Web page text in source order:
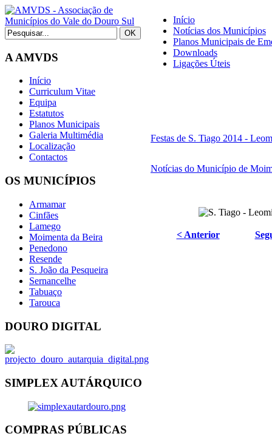
A AMVDS
Início
Curriculum Vitae
Equipa
Estatutos
Planos Municipais
Galeria Multimédia
Localização
Contactos
OS MUNICÍPIOS
Armamar
Cinfães
Lamego
Moimenta da Beira
Penedono
Resende
S. João da Pesqueira
Sernancelhe
Tabuaço
Tarouca
DOURO DIGITAL
SIMPLEX AUTÁRQUICO
COMPRAS PÚBLICAS
Início
Notícias dos Municípios
Planos Municipais de
Downloads
Ligações Úteis
Festas de S. Tiago 2014 -
Notícias do Município de
< Anterior